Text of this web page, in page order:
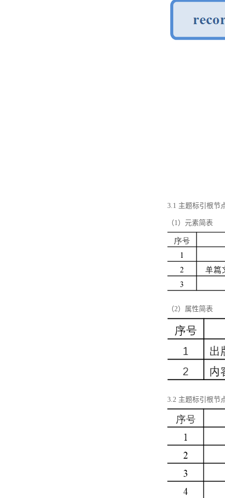
3.1 主题标引根节
（1）元素简表
（2）属性简表
3.2 主题标引根节